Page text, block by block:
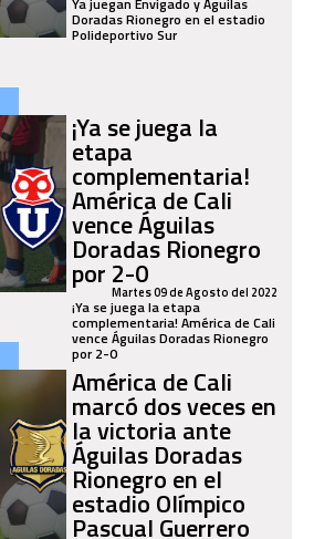
Doradas Rionegro en el estadio
Polideportivo Sur
¡Ya se juega la
etapa
complementaria!
América de Cali
vence Águilas
Doradas Rionegro
por 2-0Martes 09 de Agosto del 2022
¡Ya se juega la etapa
complementaria! América de Cali
vence Águilas Doradas Rionegro
por 2-0
América de Cali
marcó dos veces en
la victoria ante
Águilas Doradas
Rionegro en el
estadio Olímpico
Pascual Guerrero